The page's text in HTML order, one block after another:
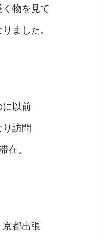
物を見て
ました。
に以前
り訪問
在。
京都出張